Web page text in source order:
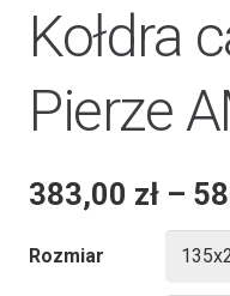
Kołdra
Pierze
383,00 zł –
Rozmiar